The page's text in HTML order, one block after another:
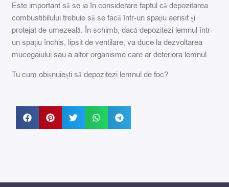
Este important să se ia în considerare faptul că depozitarea
combustibilului trebuie să se facă într-un spațiu aerisit și
protejat de umezeală. În schimb, dacă depozitezi lemnul într-
un spațiu închis, lipsit de ventilare, va duce la dezvoltarea
mucegaiului sau a altor organisme care ar deteriora lemnul.
Tu cum obișnuiești să depozitezi lemnul de foc?